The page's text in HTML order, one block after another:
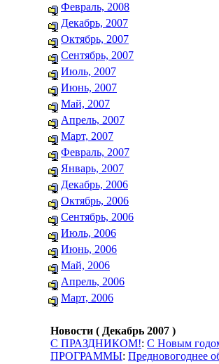
Февраль, 2008
Декабрь, 2007
Октябрь, 2007
Сентябрь, 2007
Июль, 2007
Июнь, 2007
Май, 2007
Апрель, 2007
Март, 2007
Февраль, 2007
Январь, 2007
Декабрь, 2006
Октябрь, 2006
Сентябрь, 2006
Июль, 2006
Июнь, 2006
Май, 2006
Апрель, 2006
Март, 2006
Новости ( Декабрь 2007 )
С ПРАЗДНИКОМ!: С Новым
ПРОГРАММЫ: Предновогоднее